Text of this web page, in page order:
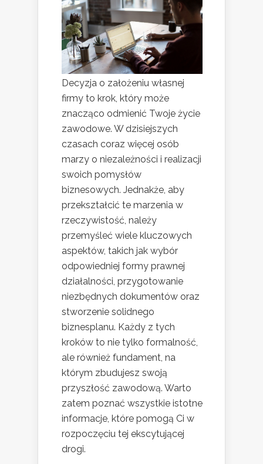
Decyzja o założeniu własnej
firmy to krok, który może
znacząco odmienić Twoje życie
zawodowe. W dzisiejszych
czasach coraz więcej osób
marzy o niezależności i realizacji
swoich pomysłów
biznesowych. Jednakże, aby
przekształcić te marzenia w
rzeczywistość, należy
przemyśleć wiele kluczowych
aspektów, takich jak wybór
odpowiedniej formy prawnej
działalności, przygotowanie
niezbędnych dokumentów oraz
stworzenie solidnego
biznesplanu. Każdy z tych
kroków to nie tylko formalność,
ale również fundament, na
którym zbudujesz swoją
przyszłość zawodową. Warto
zatem poznać wszystkie istotne
informacje, które pomogą Ci w
rozpoczęciu tej ekscytującej
drogi.